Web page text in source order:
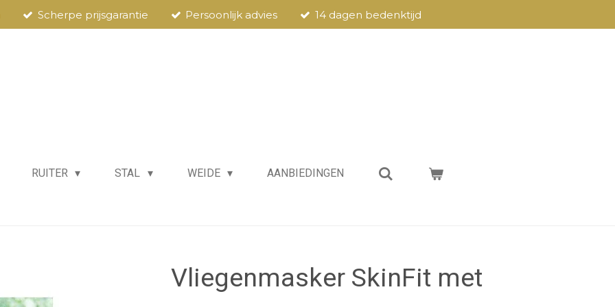
Scherpe prijsgarantie Persoonlijk advies 14 dagen bedenktijd
RUITER STAL WEIDE AANBIEDINGEN
Vliegenmasker SkinFit met